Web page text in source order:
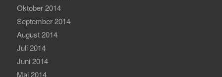
Oktober 2014
September 2014
August 2014
Juli 2014
Juni 2014
Mai 2014